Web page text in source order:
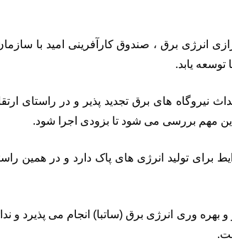
انرژی برق ، صندوق کارآفرینی امید با
نیروگاه های برق تجدید پذیر و در راستای
تولید انرژی های پاک دارد و در همین
وری انرژی برق (ساتبا) انجام می پذیرد